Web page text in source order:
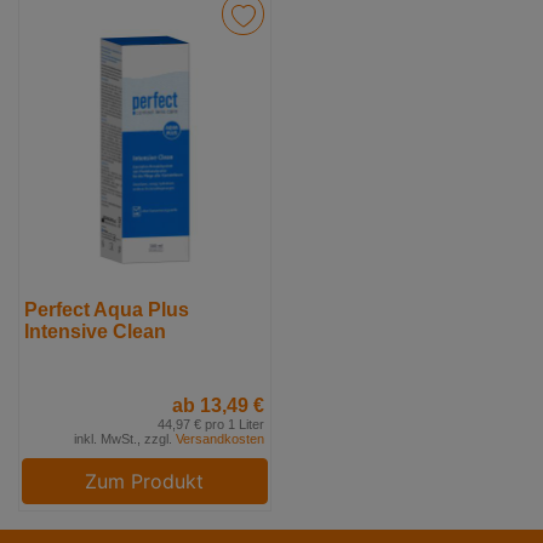
Perfect Aqua Plus
Intensive Clean
ab 13,49 €
44,97 € pro 1 Liter
inkl. MwSt., zzgl. Versandkosten
Zum Produkt